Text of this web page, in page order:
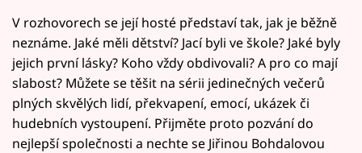
V rozhovorech se její hosté představí tak, jak je běžně
neznáme. Jaké měli dětství? Jací byli ve škole? Jaké byly
jejich první lásky? Koho vždy obdivovali? A pro co mají
slabost? Můžete se těšit na sérii jedinečných večerů
plných skvělých lidí, překvapení, emocí, ukázek či
hudebních vystoupení. Přijměte proto pozvání do
nejlepší společnosti a nechte se Jiřinou Bohdalovou